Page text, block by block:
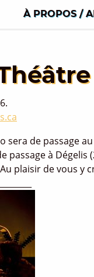
À PROPOS /
sera de passage
passage à
Au plaisir de vous y